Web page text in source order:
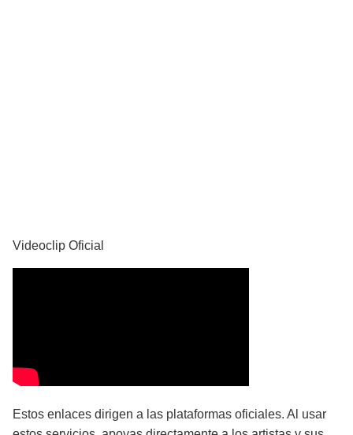
Videoclip Oficial
Estos enlaces dirigen a las plataformas oficiales. Al usar